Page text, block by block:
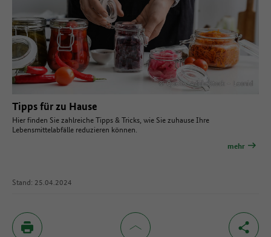
© Quelle: AdobeStock – Leonid
Tipps für zu Hause
Hier finden Sie zahlreiche Tipps & Tricks, wie Sie zuhause Ihre
Lebensmittelabfälle reduzieren können.
mehr
Stand: 25.04.2024